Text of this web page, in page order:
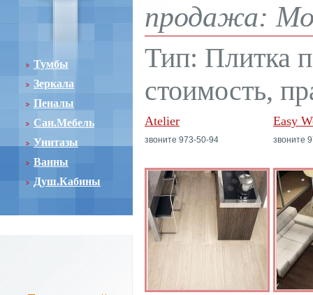
Тумбы
Зеркала
Пеналы
Сан.Мебель
Унитазы
Ванны
Душ.Кабины
продажа:
Тип: Плитка
стоимость,
Atelier
звоните 973-50-94
Easy
звоните